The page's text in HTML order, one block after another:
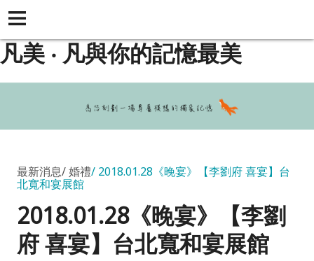
凡美 ‧ 凡與你的記憶最美
最新消息 婚禮 2018.01.28《晚宴》【李劉府 喜宴】台
北寬和宴展館
2018.01.28《晚宴》【李劉
府 喜宴】台北寬和宴展館